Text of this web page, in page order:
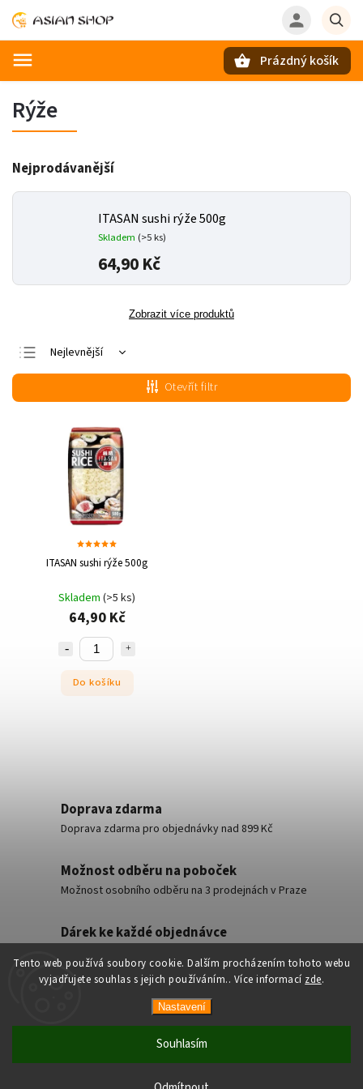
Tento web používá soubory cookie. Dalším procházením tohoto webu
vyjadřujete souhlas s jejich používáním.. Více informací zde.
Nastavení
Souhlasím
Prázdný košík
Rýže
Nejprodávanější
ITASAN sushi rýže 500g
Skladem (>5 ks)
64,90 Kč
Zobrazit více produktů
Nejlevnější
Nejdražší
Nejprodávanější
Abecedně
Otevřít filtr
ITASAN sushi rýže 500g
Skladem (>5 ks)
64,90 Kč
Do košíku
Doprava zdarma
Doprava zdarma pro objednávky nad 899 Kč
Možnost odběru na poboček
Možnost osobního odběru na 3 prodejnách v Praze
Dárek ke každé objednávce
AsianShop
VytvořilShoptet | Design